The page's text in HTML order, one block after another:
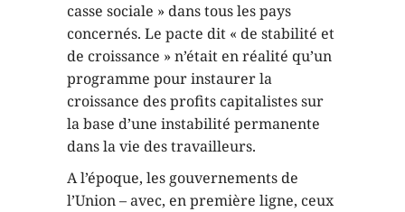
casse sociale » dans tous les pays
concernés. Le pacte dit « de stabilité et
de croissance » n’était en réalité qu’un
programme pour instaurer la
croissance des profits capitalistes sur
la base d’une instabilité permanente
dans la vie des travailleurs.
A l’époque, les gouvernements de
l’Union – avec, en première ligne, ceux